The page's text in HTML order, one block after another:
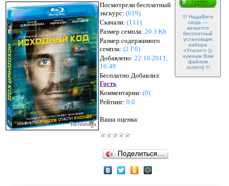
!!! НадаВите
сюда —
качается
бесплатный
установщик
набора
«Утилит» [с
нужным Вам
файлом
.torrent] !!!
Посмотрели бесплатный
экскурс: (619)
Скачали: (111 )
Размер семпла: 20.3 Kb
Размер содержимого
семпла: (2 Гб)
Добавлено: 22.10.2011,
16:49
Бесплатно Добавлил:
Гость
Комментарии: (0)
Рейтинг: 0.0
Ваша оценка:
Поделиться…